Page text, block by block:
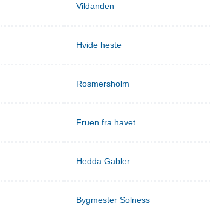
Vildanden
Hvide heste
Rosmersholm
Fruen fra havet
Hedda Gabler
Bygmester Solness